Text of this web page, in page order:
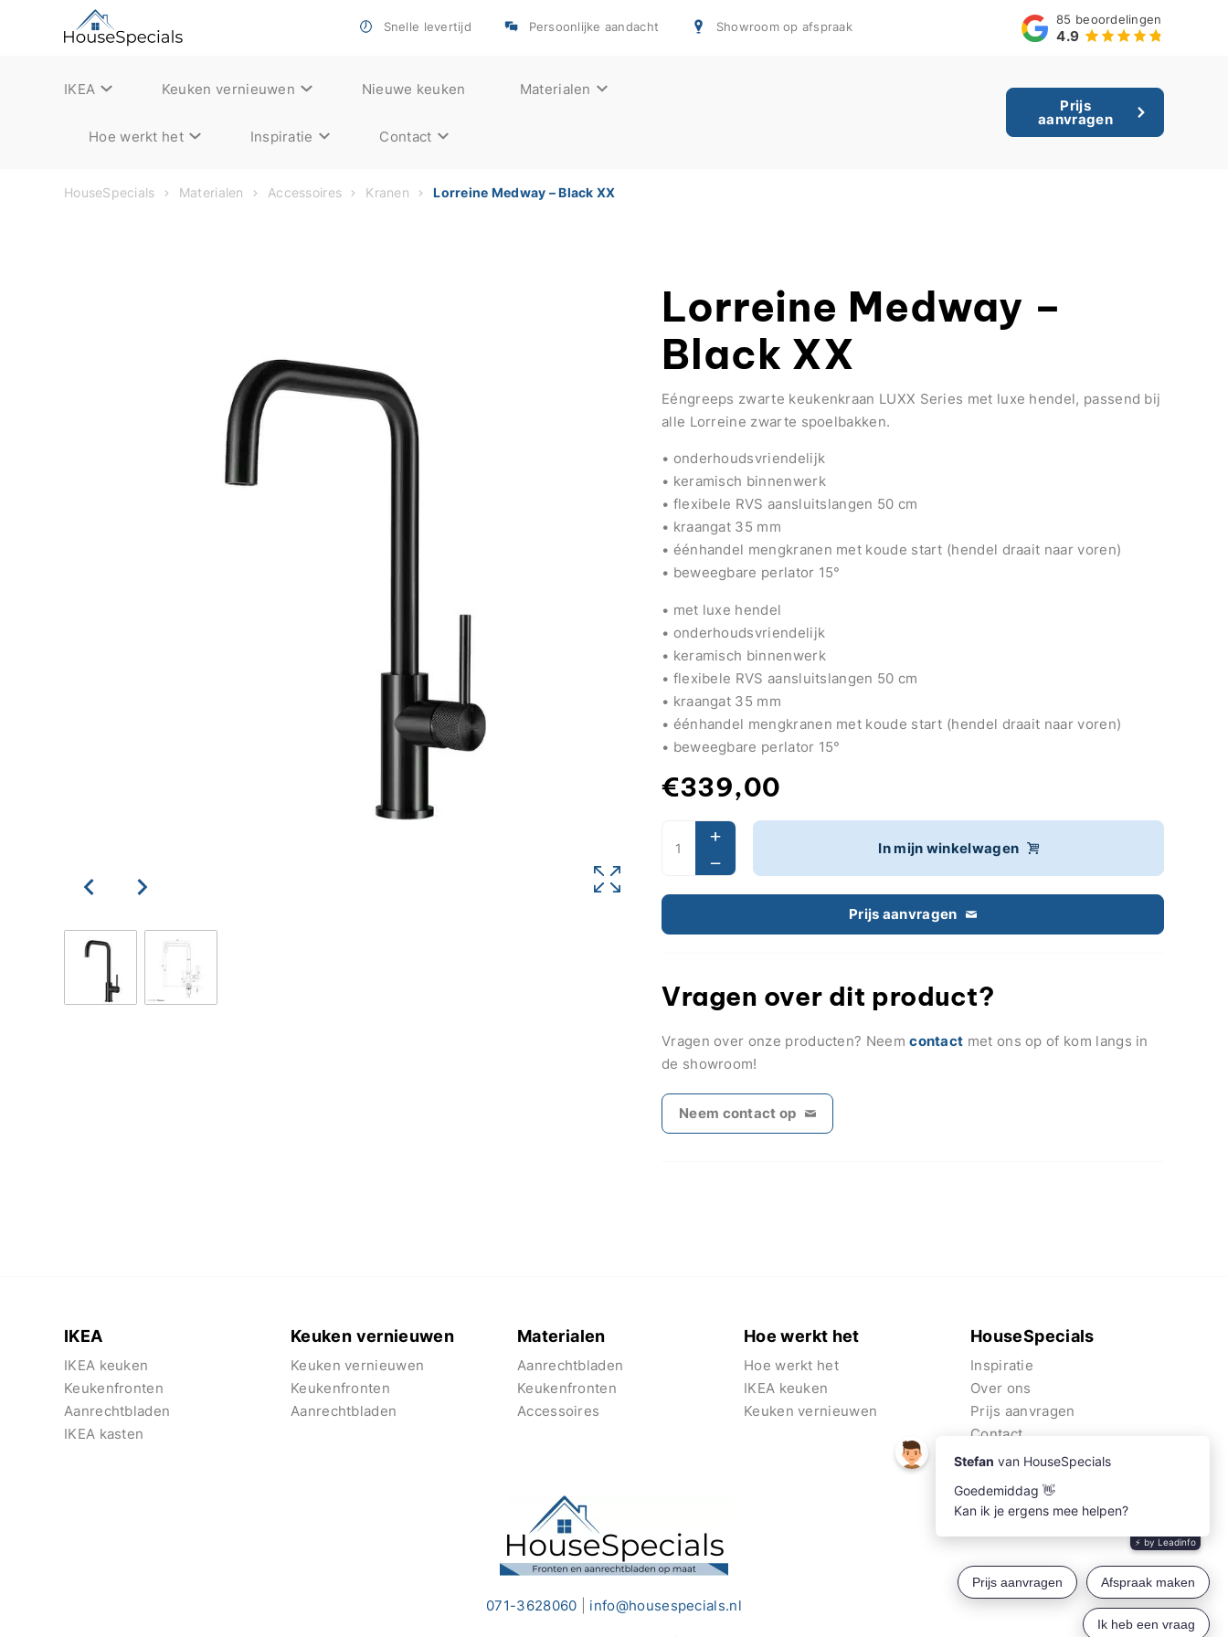
Snelle levertijd Persoonlijke aandacht Showroom op afspraak 85 beoordelingen
4.9
IKEA Keuken vernieuwen Nieuwe keuken Materialen
Hoe werkt het Inspiratie Contact
Prijs
aanvragen
HouseSpecials Materialen Accessoires Kranen Lorreine Medway – Black XX
Lorreine Medway –
Black XX
Eéngreeps zwarte keukenkraan LUXX Series met luxe hendel, passend bij
alle Lorreine zwarte spoelbakken.
• onderhoudsvriendelijk
• keramisch binnenwerk
• flexibele RVS aansluitslangen 50 cm
• kraangat 35 mm
• éénhandel mengkranen met koude start (hendel draait naar voren)
• beweegbare perlator 15°
• met luxe hendel
• onderhoudsvriendelijk
• keramisch binnenwerk
• flexibele RVS aansluitslangen 50 cm
• kraangat 35 mm
• éénhandel mengkranen met koude start (hendel draait naar voren)
• beweegbare perlator 15°
€339,00
In mijn winkelwagen
Prijs aanvragen
Vragen over dit product?
Vragen over onze producten? Neemcontact met ons op of kom langs in
de showroom!
Neem contact op
IKEA
IKEA keuken
Keukenfronten
Aanrechtbladen
IKEA kasten
Keuken vernieuwen
Keuken vernieuwen
Keukenfronten
Aanrechtbladen
Materialen
Aanrechtbladen
Keukenfronten
Accessoires
Hoe werkt het
Hoe werkt het
IKEA keuken
Keuken vernieuwen
HouseSpecials
Inspiratie
Over ons
Prijs aanvragen
Contact
Algemene voorwaarden
071-3628060
info@housespecials.nl